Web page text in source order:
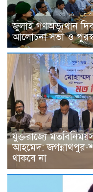
জুলাই গণঅভ্যূথান
আলোচনা সভা ও
যুক্তরাজ্যে
আহমেদ: জগন্নাথপুর-
থাকবে না